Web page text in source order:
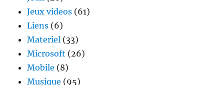
Jeux videos (61)
Liens (6)
Materiel (33)
Microsoft (26)
Mobile (8)
Musique (95)